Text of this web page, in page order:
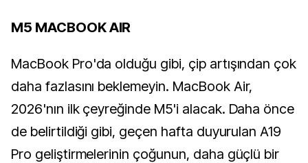
M5 MACBOOK AIR
MacBook Pro'da olduğu gibi, çip artışından çok
daha fazlasını beklemeyin. MacBook Air,
2026'nın ilk çeyreğinde M5'i alacak. Daha önce
de belirtildiği gibi, geçen hafta duyurulan A19
Pro geliştirmelerinin çoğunun, daha güçlü bir